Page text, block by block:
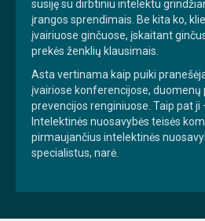
susiję su dirbtiniu intelektu
įrangos sprendimais. Be kita ko,
įvairiuose ginčuose, įskaitant
prekės ženklių klausimais.
Asta vertinama kaip puiki
įvairiose konferencijose,
prevencijos renginiuose. Taip pat
Intelektinės nuosavybės teisės
pirmaujančius intelektinės
specialistus, narė.